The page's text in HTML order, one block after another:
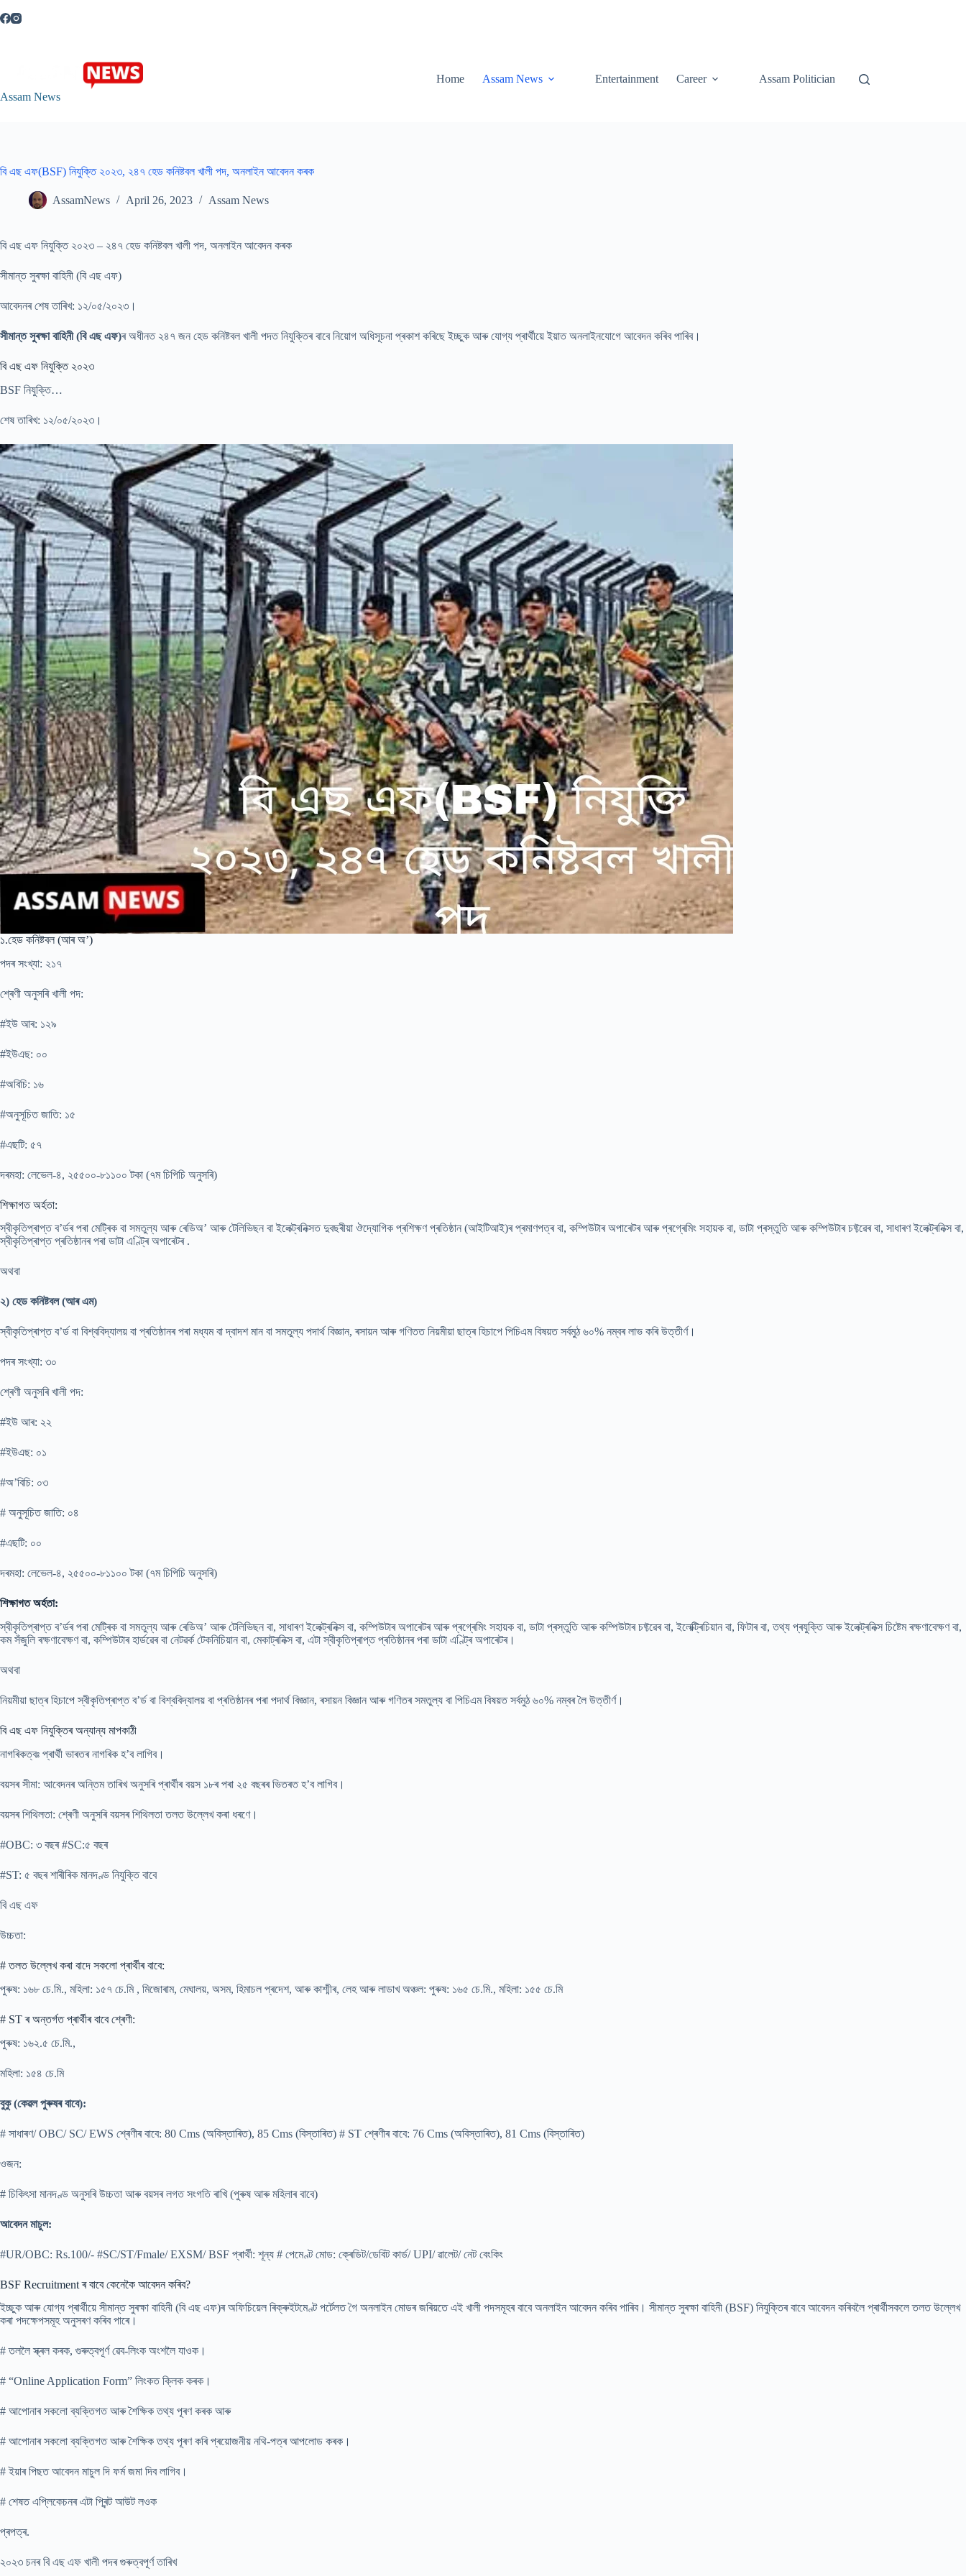
to
Assam News
Home Assam News Entertainment Career Assam Politician
বি এছ এফ(BSF) নিযুক্তি ২০২৩, ২৪৭ হেড কনিষ্টবল খালী পদ, অনলাইন আবেদন কৰক
AssamNews April 26, 2023 Assam News
বি এছ এফ নিযুক্তি ২০২৩ – ২৪৭ হেড কনিষ্টবল খালী পদ, অনলাইন আবেদন কৰক
সীমান্ত সুৰক্ষা বাহিনী (বি এছ এফ)
আবেদনৰ শেষ তাৰিখ: ১২/০৫/২০২৩।
সীমান্ত সুৰক্ষা বাহিনী (বি এছ এফ)ৰ অধীনত ২৪৭ জন হেড কনিষ্টবল খালী পদত নিযুক্তিৰ বাবে নিয়োগ অধিসূচনা প্ৰকাশ কৰিছে ইচ্ছুক আৰু যোগ্য প্ৰাৰ্থীয়ে ইয়াত অনলাইনযোগে আবেদন কৰিব পাৰিব।
বি এছ এফ নিযুক্তি ২০২৩
BSF নিযুক্তি…
শেষ তাৰিখ: ১২/০৫/২০২৩।
১.হেড কনিষ্টবল (আৰ অ’)
পদৰ সংখ্যা: ২১৭
শ্ৰেণী অনুসৰি খালী পদ:
#ইউ আৰ: ১২৯
#ইউএছ: ০০
#অবিচি: ১৬
#অনুসূচিত জাতি: ১৫
#এছটি: ৫৭
দৰমহা: লেভেল-৪, ২৫৫০০-৮১১০০ টকা (৭ম চিপিচি অনুসৰি)
শিক্ষাগত অৰ্হতা:
স্বীকৃতিপ্ৰাপ্ত ব’ৰ্ডৰ পৰা মেট্ৰিক বা সমতুল্য আৰু ৰেডিঅ’ আৰু টেলিভিছন বা ইলেক্ট্ৰনিক্সত দুবছৰীয়া ঔদ্যোগিক প্ৰশিক্ষণ প্ৰতিষ্ঠান (আইটিআই)ৰ প্ৰমাণপত্ৰ বা, কম্পিউটাৰ অপাৰেটৰ আৰু প্ৰগ্ৰেমিং সহায়ক বা, ডাটা প্ৰস্তুতি আৰু কম্পিউটাৰ চফ্টৱেৰ বা, সাধাৰণ ইলেক্ট্ৰনিক্স বা,
স্বীকৃতিপ্ৰাপ্ত প্ৰতিষ্ঠানৰ পৰা ডাটা এণ্ট্ৰি অপাৰেটৰ .
অথবা
২) হেড কনিষ্টবল (আৰ এম)
স্বীকৃতিপ্ৰাপ্ত ব’ৰ্ড বা বিশ্ববিদ্যালয় বা প্ৰতিষ্ঠানৰ পৰা মধ্যম বা দ্বাদশ মান বা সমতুল্য পদাৰ্থ বিজ্ঞান, ৰসায়ন আৰু গণিতত নিয়মীয়া ছাত্ৰ হিচাপে পিচিএম বিষয়ত সৰ্বমুঠ ৬০% নম্বৰ লাভ কৰি উত্তীৰ্ণ।
পদৰ সংখ্যা: ৩০
শ্ৰেণী অনুসৰি খালী পদ:
#ইউ আৰ: ২২
#ইউএছ: ০১
#অ’বিচি: ০৩
# অনুসূচিত জাতি: ০৪
#এছটি: ০০
দৰমহা: লেভেল-৪, ২৫৫০০-৮১১০০ টকা (৭ম চিপিচি অনুসৰি)
শিক্ষাগত অৰ্হতা:
স্বীকৃতিপ্ৰাপ্ত ব’ৰ্ডৰ পৰা মেট্ৰিক বা সমতুল্য আৰু ৰেডিঅ’ আৰু টেলিভিছন বা, সাধাৰণ ইলেক্ট্ৰনিক্স বা, কম্পিউটাৰ অপাৰেটৰ আৰু প্ৰগ্ৰেমিং সহায়ক বা, ডাটা প্ৰস্তুতি আৰু কম্পিউটাৰ চফ্টৱেৰ বা, ইলেক্ট্ৰিচিয়ান বা, ফিটাৰ বা, তথ্য প্ৰযুক্তি আৰু ইলেক্ট্ৰনিক্স চিষ্টেম ৰক্ষণাবেক্ষণ বা,
কম সঁজুলি ৰক্ষণাবেক্ষণ বা, কম্পিউটাৰ হাৰ্ডৱেৰ বা নেটৱৰ্ক টেকনিচিয়ান বা, মেকাট্ৰনিক্স বা, এটা স্বীকৃতিপ্ৰাপ্ত প্ৰতিষ্ঠানৰ পৰা ডাটা এণ্ট্ৰি অপাৰেটৰ।
অথবা
নিয়মীয়া ছাত্ৰ হিচাপে স্বীকৃতিপ্ৰাপ্ত ব’ৰ্ড বা বিশ্ববিদ্যালয় বা প্ৰতিষ্ঠানৰ পৰা পদাৰ্থ বিজ্ঞান, ৰসায়ন বিজ্ঞান আৰু গণিতৰ সমতুল্য বা পিচিএম বিষয়ত সৰ্বমুঠ ৬০% নম্বৰ লৈ উত্তীৰ্ণ।
বি এছ এফ নিযুক্তিৰ অন্যান্য মাপকাঠী
নাগৰিকত্বঃ প্ৰাৰ্থী ভাৰতৰ নাগৰিক হ’ব লাগিব।
বয়সৰ সীমা: আবেদনৰ অন্তিম তাৰিখ অনুসৰি প্ৰাৰ্থীৰ বয়স ১৮ৰ পৰা ২৫ বছৰৰ ভিতৰত হ’ব লাগিব।
বয়সৰ শিথিলতা: শ্ৰেণী অনুসৰি বয়সৰ শিথিলতা তলত উল্লেখ কৰা ধৰণে।
#OBC: ৩ বছৰ #SC:৫ বছৰ
#ST: ৫ বছৰ শাৰীৰিক মানদণ্ড নিযুক্তি বাবে
বি এছ এফ
উচ্চতা:
# তলত উল্লেখ কৰা বাদে সকলো প্ৰাৰ্থীৰ বাবে:
পুৰুষ: ১৬৮ চে.মি., মহিলা: ১৫৭ চে.মি , মিজোৰাম, মেঘালয়, অসম, হিমাচল প্ৰদেশ, আৰু কাশ্মীৰ, লেহ আৰু লাডাখ অঞ্চল: পুৰুষ: ১৬৫ চে.মি., মহিলা: ১৫৫ চে.মি
# ST ৰ অন্তৰ্গত প্ৰাৰ্থীৰ বাবে শ্ৰেণী:
পুৰুষ: ১৬২.৫ চে.মি.,
মহিলা: ১৫৪ চে.মি
বুকু (কেৱল পুৰুষৰ বাবে):
# সাধাৰণ/ OBC/ SC/ EWS শ্ৰেণীৰ বাবে: 80 Cms (অবিস্তাৰিত), 85 Cms (বিস্তাৰিত) # ST শ্ৰেণীৰ বাবে: 76 Cms (অবিস্তাৰিত), 81 Cms (বিস্তাৰিত)
ওজন:
# চিকিৎসা মানদণ্ড অনুসৰি উচ্চতা আৰু বয়সৰ লগত সংগতি ৰাখি (পুৰুষ আৰু মহিলাৰ বাবে)
আবেদন মাচুল:
#UR/OBC: Rs.100/- #SC/ST/Fmale/ EXSM/ BSF প্ৰাৰ্থী: শূন্য # পেমেণ্ট মোড: ক্ৰেডিট/ডেবিট কাৰ্ড/ UPI/ ৱালেট/ নেট বেংকিং
BSF Recruitment ৰ বাবে কেনেকৈ আবেদন কৰিব?
ইচ্ছুক আৰু যোগ্য প্ৰাৰ্থীয়ে সীমান্ত সুৰক্ষা বাহিনী (বি এছ এফ)ৰ অফিচিয়েল ৰিক্ৰুইটমেণ্ট পৰ্টেলত গৈ অনলাইন মোডৰ জৰিয়তে এই খালী পদসমূহৰ বাবে অনলাইন আবেদন কৰিব পাৰিব। সীমান্ত সুৰক্ষা বাহিনী (BSF) নিযুক্তিৰ বাবে আবেদন কৰিবলৈ প্ৰাৰ্থীসকলে তলত উল্লেখ
কৰা পদক্ষেপসমূহ অনুসৰণ কৰিব পাৰে।
# তললৈ স্ক্ৰল কৰক, গুৰুত্বপূৰ্ণ ৱেব-লিংক অংশলৈ যাওক।
# “Online Application Form” লিংকত ক্লিক কৰক।
# আপোনাৰ সকলো ব্যক্তিগত আৰু শৈক্ষিক তথ্য পূৰণ কৰক আৰু
# আপোনাৰ সকলো ব্যক্তিগত আৰু শৈক্ষিক তথ্য পূৰণ কৰি প্ৰয়োজনীয় নথি-পত্ৰ আপলোড কৰক।
# ইয়াৰ পিছত আবেদন মাচুল দি ফৰ্ম জমা দিব লাগিব।
# শেষত এপ্লিকেচনৰ এটা প্ৰিন্ট আউট লওক
প্ৰপত্ৰ.
২০২৩ চনৰ বি এছ এফ খালী পদৰ গুৰুত্বপূৰ্ণ তাৰিখ